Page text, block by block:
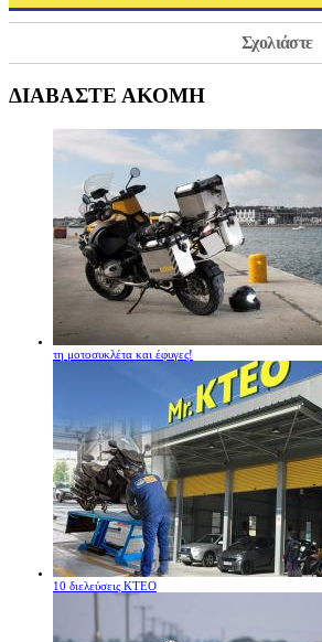
Σχολιάστε
ΔΙΑΒΑΣΤΕ ΑΚΟΜΗ
τη μοτοσυκλέτα και έφυγες!
10 διελεύσεις ΚΤΕΟ